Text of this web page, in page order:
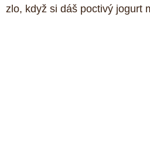
zlo, když si dáš poctivý jogurt